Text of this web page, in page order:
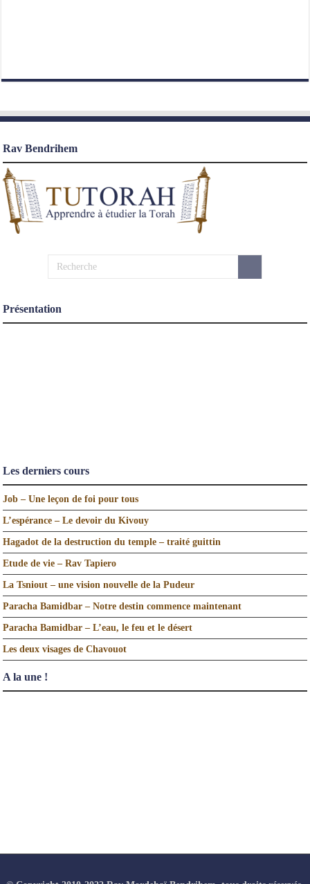
Rav Bendrihem
Présentation
Les derniers cours
Job – Une leçon de foi pour tous
L’espérance – Le devoir du Kivouy
Hagadot de la destruction du temple – traité guittin
Etude de vie – Rav Tapiero
La Tsniout – une vision nouvelle de la Pudeur
Paracha Bamidbar – Notre destin commence maintenant
Paracha Bamidbar – L’eau, le feu et le désert
Les deux visages de Chavouot
A la une !